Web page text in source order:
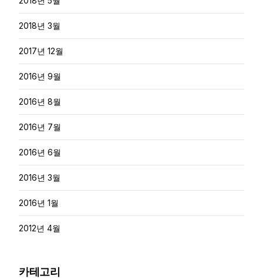
2018년 3월
2017년 12월
2016년 9월
2016년 8월
2016년 7월
2016년 6월
2016년 3월
2016년 1월
2012년 4월
카테고리